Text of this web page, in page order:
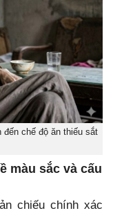
đến chế độ ăn thiếu sắt
màu sắc và cấu
chiếu chính xác